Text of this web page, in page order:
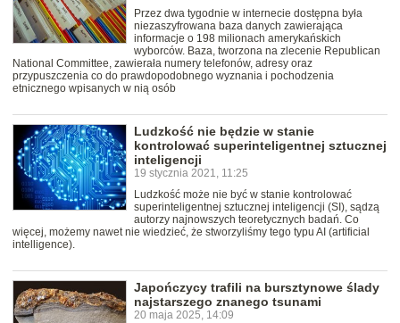
Przez dwa tygodnie w internecie dostępna była
niezaszyfrowana baza danych zawierająca
informacje o 198 milionach amerykańskich
wyborców. Baza, tworzona na zlecenie Republican
National Committee, zawierała numery telefonów, adresy oraz
przypuszczenia co do prawdopodobnego wyznania i pochodzenia
etnicznego wpisanych w nią osób
Ludzkość nie będzie w stanie
kontrolować superinteligentnej sztucznej
inteligencji
19 stycznia 2021, 11:25
Ludzkość może nie być w stanie kontrolować
superinteligentnej sztucznej inteligencji (SI), sądzą
autorzy najnowszych teoretycznych badań. Co
więcej, możemy nawet nie wiedzieć, że stworzyliśmy tego typu AI (artificial
intelligence).
Japończycy trafili na bursztynowe ślady
najstarszego znanego tsunami
20 maja 2025, 14:09